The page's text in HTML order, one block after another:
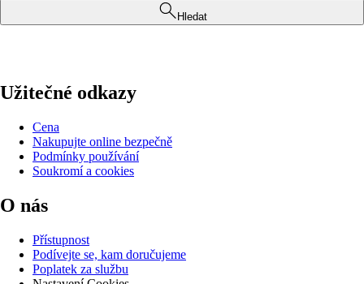
Hledat
Užitečné odkazy
Cena
Nakupujte online bezpečně
Podmínky používání
Soukromí a cookies
O nás
Přístupnost
Podívejte se, kam doručujeme
Poplatek za službu